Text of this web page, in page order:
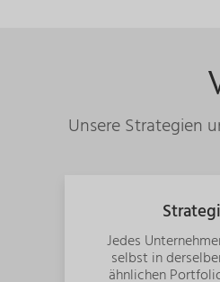
Unsere Strategien
Jedes
selbst in
ähnlichen